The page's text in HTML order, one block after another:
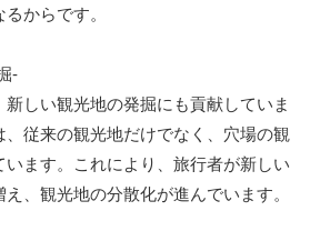
からです。
-
新しい観光地の発掘にも貢献していま
従来の観光地だけでなく、穴場の観
ます。これにより、旅行者が新しい
、観光地の分散化が進んでいます。